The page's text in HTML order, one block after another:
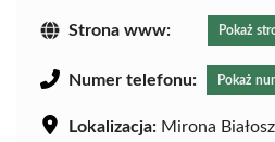
Strona www: Pokaż
Numer telefonu: Pokaż
Lokalizacja: Mirona